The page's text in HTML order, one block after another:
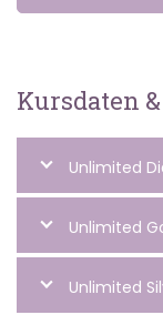
Kursdaten
Unlimited
Unlimited
Unlimited